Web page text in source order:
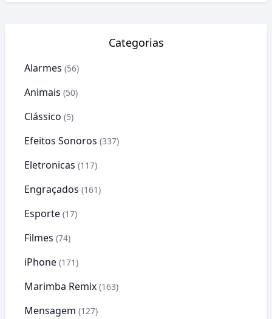
Categorias
Alarmes (56)
Animais (50)
Clássico (5)
Efeitos Sonoros (337)
Eletronicas (117)
Engraçados (161)
Esporte (17)
Filmes (74)
iPhone (171)
Marimba Remix (163)
Mensagem (127)